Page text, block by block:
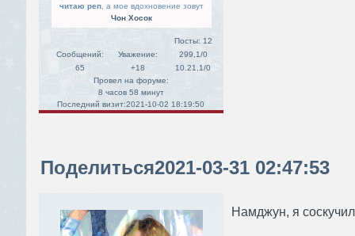
читаю реп, а мое вдохновение зовут
Чон Хосок
Сообщений:
65
Уважение:
+18
Посты: 12
299,1/0
10.21,1/0
Провел на форуме:
8 часов 58 минут
Последний визит:2021-10-02 18:19:50
Поделиться2021-03-31 02:47:53
Намджун, я